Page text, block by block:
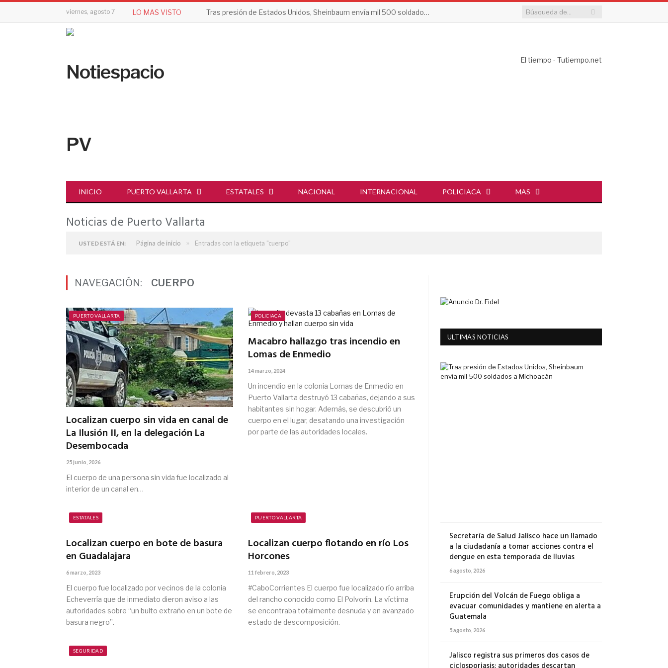
viernes, agosto 7 LO MAS VISTO Tras presión de Estados Unidos, Sheinbaum envía mil 500 soldados a Michoacán
El tiempo - Tutiempo.net
INICIO PUERTO VALLARTA ESTATALES NACIONAL INTERNACIONAL POLICIACA MAS
Noticias de Puerto Vallarta
USTED ESTÁ EN: Página de inicio » Entradas con la etiqueta "cuerpo"
NAVEGACIÓN: CUERPO
PUERTO VALLARTA
Localizan cuerpo sin vida en canal de
La Ilusión II, en la delegación La
Desembocada
25 junio, 2026
El cuerpo de una persona sin vida fue localizado al
interior de un canal en…
POLICIACA
Macabro hallazgo tras incendio en
Lomas de Enmedio
14 marzo, 2024
Un incendio en la colonia Lomas de Enmedio en
Puerto Vallarta destruyó 13 cabañas, dejando a sus
habitantes sin hogar. Además, se descubrió un
cuerpo en el lugar, desatando una investigación
por parte de las autoridades locales.
ESTATALES
Localizan cuerpo en bote de basura
en Guadalajara
6 marzo, 2023
El cuerpo fue localizado por vecinos de la colonia
Echeverría que de inmediato dieron aviso a las
autoridades sobre “un bulto extraño en un bote de
basura negro”.
PUERTO VALLARTA
Localizan cuerpo flotando en río Los
Horcones
11 febrero, 2023
#CaboCorrientes El cuerpo fue localizado río arriba
del rancho conocido como El Polvorín. La víctima
se encontraba totalmente desnuda y en avanzado
estado de descomposición.
SEGURIDAD
ULTIMAS NOTICIAS
Secretaría de Salud Jalisco hace un llamado
a la ciudadanía a tomar acciones contra el
dengue en esta temporada de lluvias
6 agosto, 2026
Erupción del Volcán de Fuego obliga a
evacuar comunidades y mantiene en alerta a
Guatemala
5 agosto, 2026
Jalisco registra sus primeros dos casos de